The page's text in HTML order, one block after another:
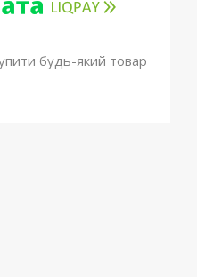
будь-який товар